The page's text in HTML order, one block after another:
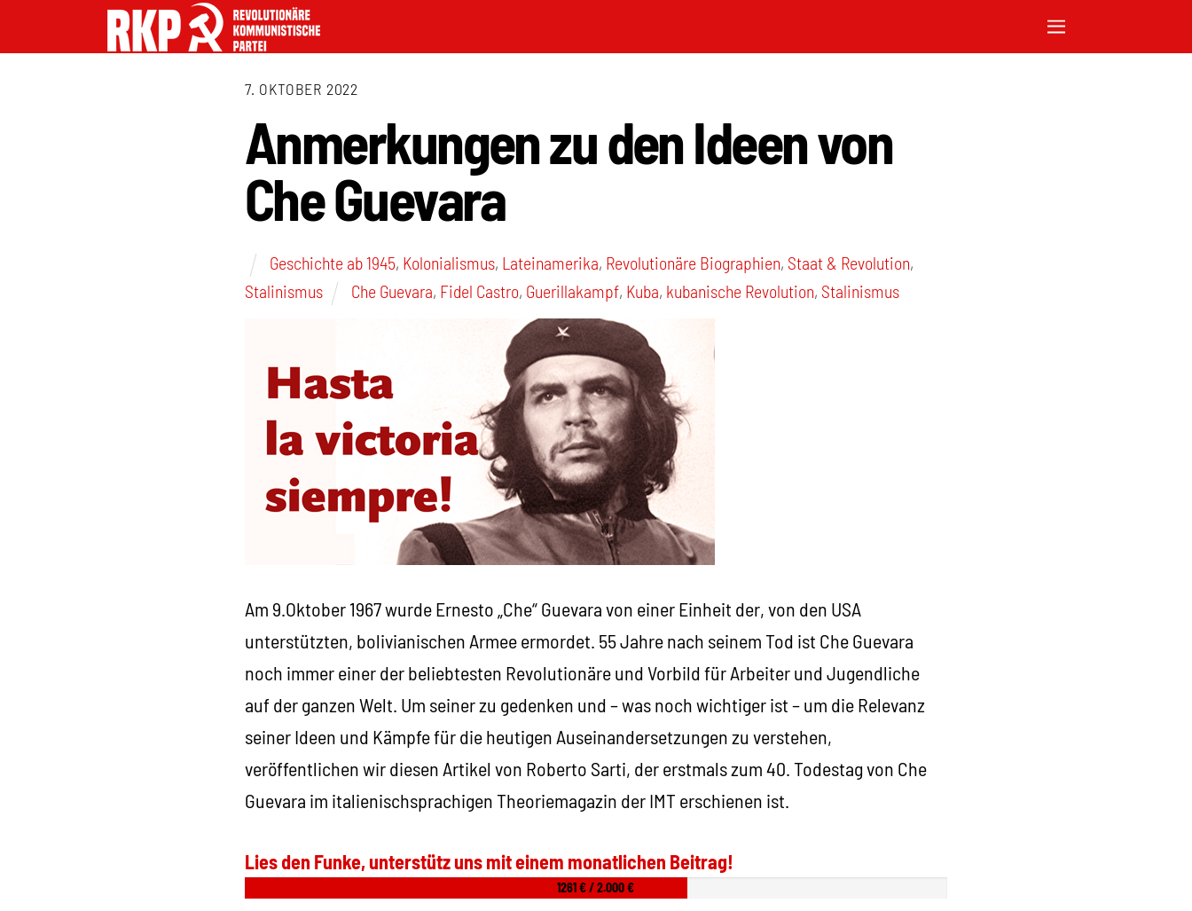
7. OKTOBER 2022
Anmerkungen zu den Ideen von
Che Guevara
Geschichte ab 1945, Kolonialismus, Lateinamerika, Revolutionäre Biographien, Staat & Revolution,
Stalinismus
Che Guevara, Fidel Castro, Guerillakampf, Kuba, kubanische Revolution, Stalinismus
Am 9.Oktober 1967 wurde Ernesto „Che“ Guevara von einer Einheit der, von den USA
unterstützten, bolivianischen Armee ermordet. 55 Jahre nach seinem Tod ist Che Guevara
noch immer einer der beliebtesten Revolutionäre und Vorbild für Arbeiter und Jugendliche
auf der ganzen Welt. Um seiner zu gedenken und – was noch wichtiger ist – um die Relevanz
seiner Ideen und Kämpfe für die heutigen Auseinandersetzungen zu verstehen,
veröffentlichen wir diesen Artikel von Roberto Sarti, der erstmals zum 40. Todestag von Che
Guevara im italienischsprachigen Theoriemagazin der IMT erschienen ist.
Lies den Funke, unterstütz uns mit einem monatlichen Beitrag!
1261 € / 2.000 €